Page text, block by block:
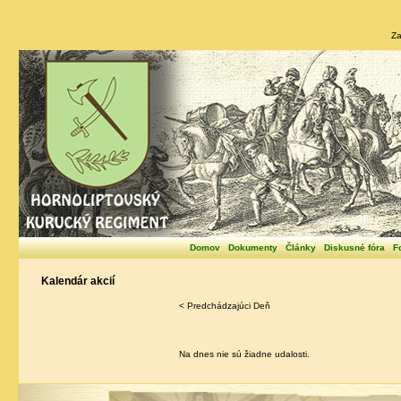
Domov Dokumenty Články Diskusné fóra
Kalendár akcií
< Predchádzajúci Deň
Na dnes nie sú žiadne udalosti.